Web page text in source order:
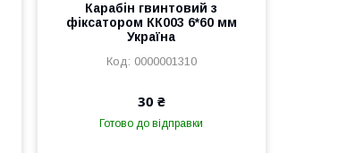
Карабін гвинтовий з
фіксатором КК003 6*60 мм
Україна
0000001310
30 ₴
Готово до відправки